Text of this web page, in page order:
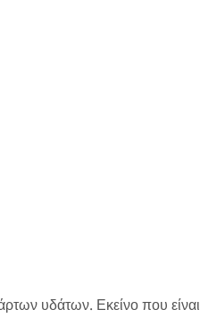
υδάτων. Εκείνο που είναι